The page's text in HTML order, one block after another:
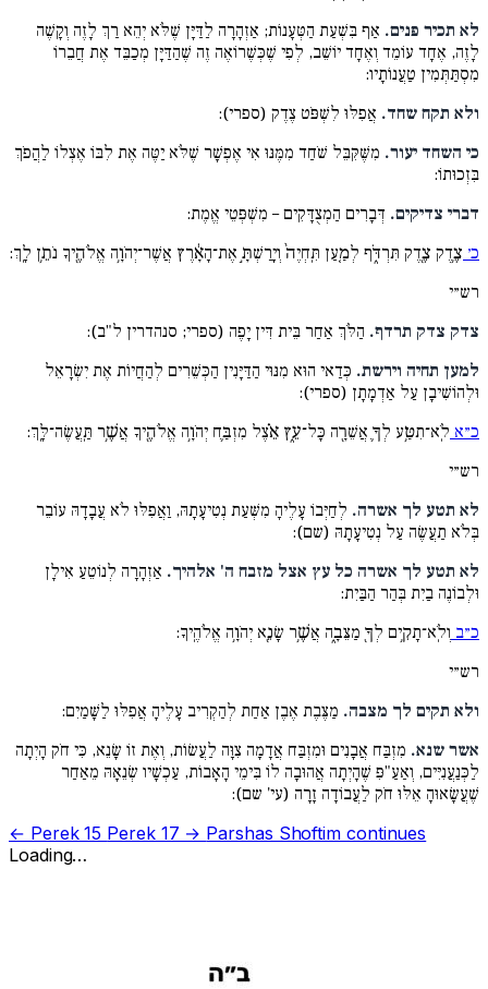
לא תכיר פנים. אַף בִּשְׁעַת הַטְּעָנוֹת; אַזְהָרָה לַדַּיָּן שֶׁלֹּא יְהֵא רַךְ לָזֶה וְקָשֶׁה
לָזֶה, אֶחָד עוֹמֵד וְאֶחָד יוֹשֵׁב, לְפִי שֶׁכְּשֶׁרוֹאֶה זֶה שֶׁהַדַּיָּן מְכַבֵּד אֶת חֲבֵרוֹ
מִסְתַּתְּמִין טַעֲנוֹתָיו:
ולא תקח שחד. אֲפִלּוּ לִשְׁפֹּט צֶדֶק (ספרי):
כי השחד יעור. מִשֶּׁקִּבֵּל שֹׁחַד מִמֶּנּוּ אִי אֶפְשָׁר שֶׁלֹּא יַטֶּה אֶת לִבּוֹ אֶצְלוֹ לַהֲפֹךְ
בִּזְכוּתוֹ:
דברי צדיקים. דְּבָרִים הַמְצֻדָּקִים – מִשְׁפְּטֵי אֱמֶת:
כ׳ צֶ֥דֶק צֶ֖דֶק תִּרְדֹּ֑ף לְמַ֤עַן תִּֽחְיֶה֙ וְיָֽרַשְׁתָּ֣ אֶת־הָאָ֔רֶץ אֲשֶׁר־יְהֹוָ֥ה אֱלֹהֶ֖יךָ נֹתֵ֥ן לָֽךְ:
רש״י
צדק צדק תרדף. הַלֹּךְ אַחַר בֵּית דִּין יָפֶה (ספרי; סנהדרין ל"ב):
למען תחיה וירשת. כְּדַאי הוּא מִנּוּי הַדַּיָּנִין הַכְּשֵׁרִים לְהַחֲיוֹת אֶת יִשְׂרָאֵל
וּלְהוֹשִׁיבָן עַל אַדְמָתָן (ספרי):
כ״א לֹֽא־תִטַּ֥ע לְךָ֛ אֲשֵׁרָ֖ה כָּל־עֵ֑ץ אֵ֗צֶל מִזְבַּ֛ח יְהֹוָ֥ה אֱלֹהֶ֖יךָ אֲשֶׁ֥ר תַּֽעֲשֶׂה־לָּֽךְ:
רש״י
לא תטע לך אשרה. לְחַיְּבוֹ עָלֶיהָ מִשְּׁעַת נְטִיעָתָהּ, וַאֲפִלּוּ לֹא עֲבָדָהּ עוֹבֵר
בְּלֹא תַעֲשֶׂה עַל נְטִיעָתָהּ (שם):
לא תטע לך אשרה כל עץ אצל מזבח ה' אלהיך. אַזְהָרָה לְנוֹטֵעַ אִילָן
וּלְבוֹנֶה בַיִת בְּהַר הַבַּיִת:
כ״ב וְלֹֽא־תָקִ֥ים לְךָ֖ מַצֵּבָ֑ה אֲשֶׁ֥ר שָׂנֵ֖א יְהֹוָ֥ה אֱלֹהֶֽיךָ:
רש״י
ולא תקים לך מצבה. מַצֶּבֶת אֶבֶן אַחַת לְהַקְרִיב עָלֶיהָ אֲפִלּוּ לַשָּׁמַיִם:
אשר שנא. מִזְבַּח אֲבָנִים וּמִזְבַּח אֲדָמָה צִוָּה לַעֲשׂוֹת, וְאֶת זוֹ שָׂנֵא, כִּי חֹק הָיְתָה
לַכְּנַעֲנִיִּים, וְאַעַ"פִּ שֶׁהָיְתָה אֲהוּבָה לוֹ בִּימֵי הָאָבוֹת, עַכְשָׁיו שְׂנֵאָהּ מֵאַחַר
שֶׁעֲשָׂאוּהָ אֵלּוּ חֹק לַעֲבוֹדָה זָרָה (עי' שם):
← Perek 15 Perek 17 → Parshas Shoftim continues
Loading…